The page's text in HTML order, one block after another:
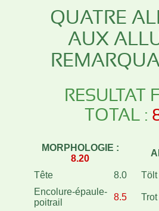
QUATRE
AUX
RESULTAT
TOTAL :
MORPHOLOGIE :
8.20
Tête 8.0 Tölt
Encolure-épaule-
poitrail
8.5 Trot